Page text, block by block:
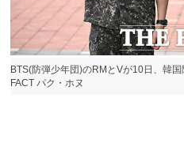
BTS(防弾少年団)のRMとVが10日、韓
FACT パク・ホヌ